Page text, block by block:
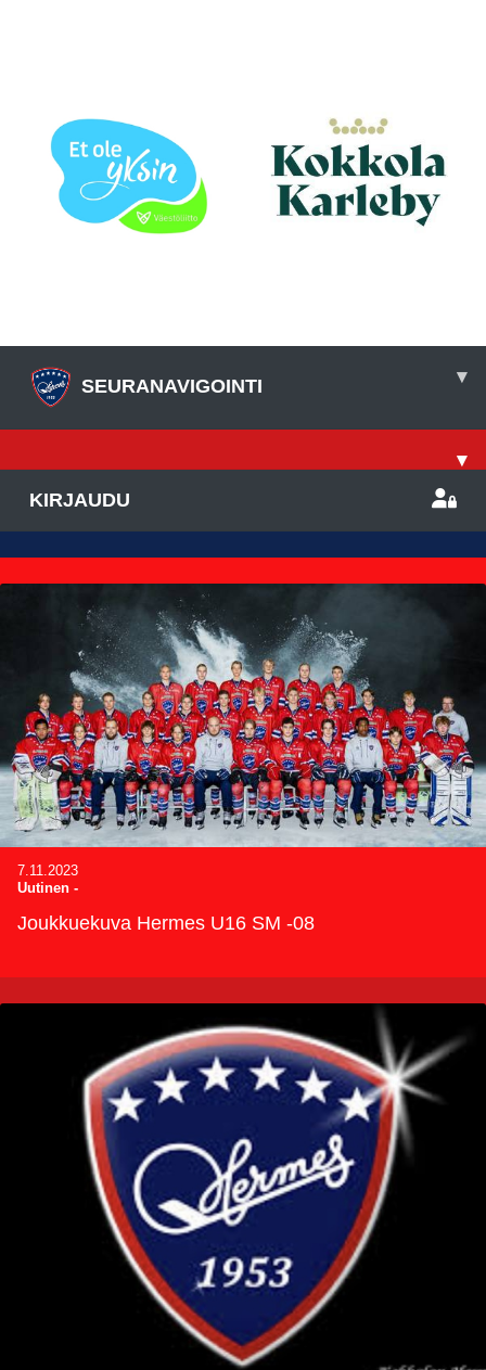
SEURANAVIGOINTI ▾
▾
KIRJAUDU
7.11.2023
Uutinen -
Joukkuekuva Hermes U16 SM -08